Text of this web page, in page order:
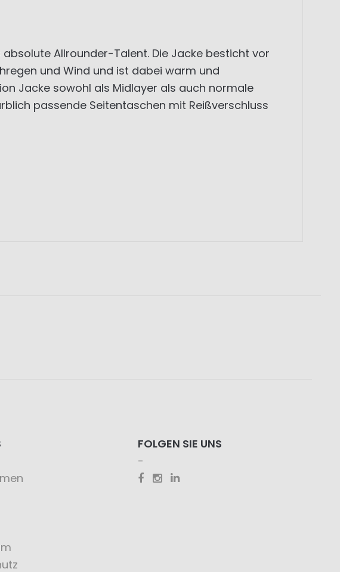
absolute Allrounder-Talent. Die Jacke besticht vor
und Wind und ist dabei warm und
Jacke sowohl als Midlayer als auch normale
passende Seitentaschen mit Reißverschluss
FOLGEN SIE UNS